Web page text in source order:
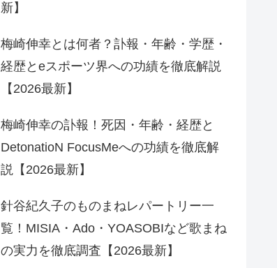
新】
梅崎伸幸とは何者？訃報・年齢・学歴・
経歴とeスポーツ界への功績を徹底解説
【2026最新】
梅崎伸幸の訃報！死因・年齢・経歴と
DetonatioN FocusMeへの功績を徹底解
説【2026最新】
針谷紀久子のものまねレパートリー一
覧！MISIA・Ado・YOASOBIなど歌まね
の実力を徹底調査【2026最新】